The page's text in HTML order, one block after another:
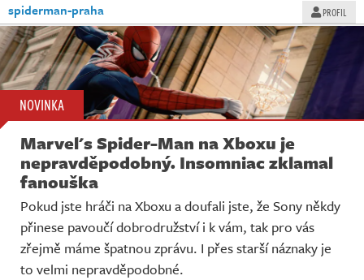
Soutěže
Databáze
Komunita
Redakce
Živě
spiderman-praha PROFIL
NOVINKA
Marvel's Spider-Man na Xboxu je
nepravděpodobný. Insomniac zklamal
fanouška
Pokud jste hráči na Xboxu a doufali jste, že Sony někdy
přinese pavoučí dobrodružství i k vám, tak pro vás
zřejmě máme špatnou zprávu. I přes starší náznaky je
to velmi nepravděpodobné.